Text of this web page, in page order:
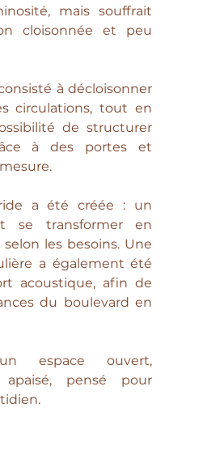
mais souffrait
cloisonnée et peu
à décloisonner
circulations, tout en
de structurer
à des portes et
a été créée : un
se transformer en
selon les besoins. Une
a également été
acoustique, afin de
du boulevard en
un espace ouvert,
pensé pour